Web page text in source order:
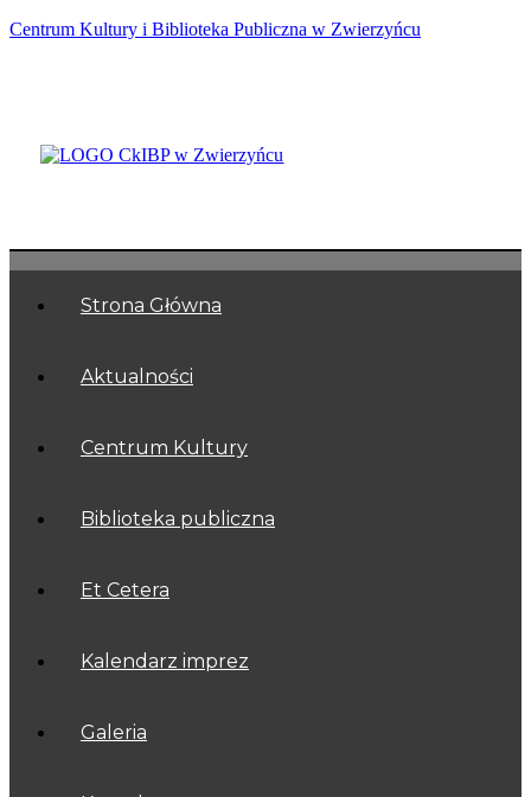
Centrum Kultury i Biblioteka Publiczna w Zwierzyńcu
Strona Główna
Aktualności
Centrum Kultury
Biblioteka publiczna
Et Cetera
Kalendarz imprez
Galeria